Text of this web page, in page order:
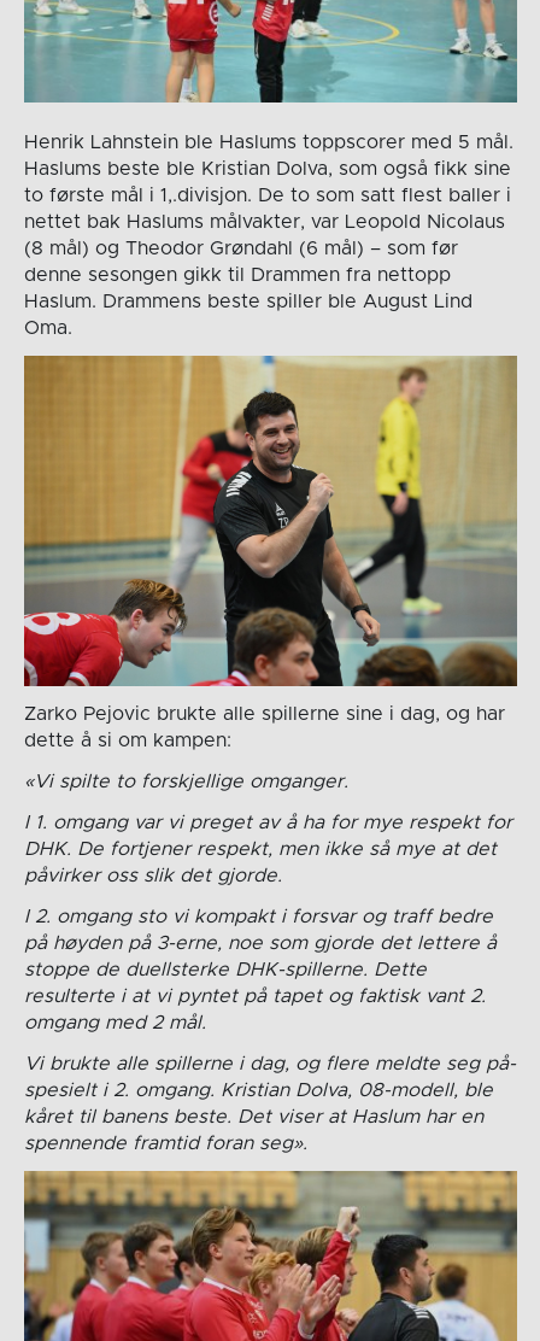
Henrik Lahnstein ble Haslums toppscorer med 5 mål.
Haslums beste ble Kristian Dolva, som også fikk sine
to første mål i 1,.divisjon. De to som satt flest baller i
nettet bak Haslums målvakter, var Leopold Nicolaus
(8 mål) og Theodor Grøndahl (6 mål) – som før
denne sesongen gikk til Drammen fra nettopp
Haslum. Drammens beste spiller ble August Lind
Oma.
Zarko Pejovic brukte alle spillerne sine i dag, og har
dette å si om kampen:
«Vi spilte to forskjellige omganger.
I 1. omgang var vi preget av å ha for mye respekt for
DHK. De fortjener respekt, men ikke så mye at det
påvirker oss slik det gjorde.
I 2. omgang sto vi kompakt i forsvar og traff bedre
på høyden på 3-erne, noe som gjorde det lettere å
stoppe de duellsterke DHK-spillerne. Dette
resulterte i at vi pyntet på tapet og faktisk vant 2.
omgang med 2 mål.
Vi brukte alle spillerne i dag, og flere meldte seg på-
spesielt i 2. omgang. Kristian Dolva, 08-modell, ble
kåret til banens beste. Det viser at Haslum har en
spennende framtid foran seg».